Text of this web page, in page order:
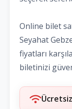
Online bilet
Seyahat
fiyatları
biletinizi